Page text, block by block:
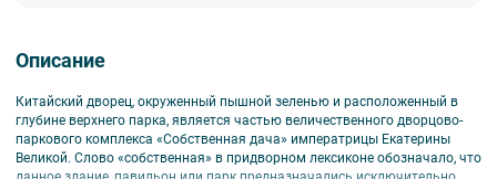
Описание
Китайский дворец, окруженный пышной зеленью и расположенный в
глубине верхнего парка, является частью величественного дворцово-
паркового комплекса «Собственная дача» императрицы Екатерины
Великой. Слово «собственная» в придворном лексиконе обозначало, что